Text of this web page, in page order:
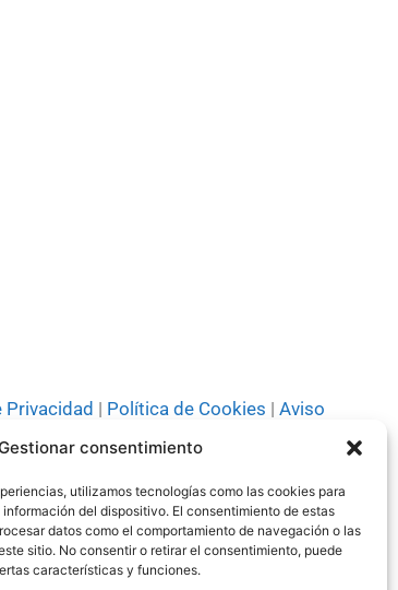
consentimiento
utilizamos tecnologías como las cookies para
del dispositivo. El consentimiento de estas
datos como el comportamiento de navegación o las
sitio. No consentir o retirar el consentimiento, puede
características y funciones.
| Política de Cookies | Aviso
Legal
Codi ètic| Tarifes de Publicitat